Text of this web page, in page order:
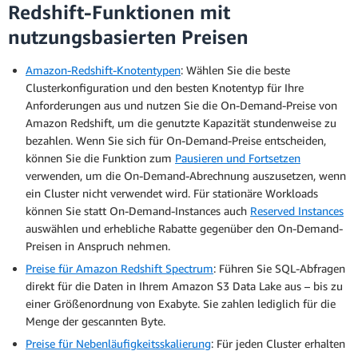
Redshift-Funktionen mit
nutzungsbasierten Preisen
Amazon-Redshift-Knotentypen: Wählen Sie die beste
Clusterkonfiguration und den besten Knotentyp für Ihre
Anforderungen aus und nutzen Sie die On-Demand-Preise von
Amazon Redshift, um die genutzte Kapazität stundenweise zu
bezahlen. Wenn Sie sich für On-Demand-Preise entscheiden,
können Sie die Funktion zum Pausieren und Fortsetzen
verwenden, um die On-Demand-Abrechnung auszusetzen, wenn
ein Cluster nicht verwendet wird. Für stationäre Workloads
können Sie statt On-Demand-Instances auch Reserved Instances
auswählen und erhebliche Rabatte gegenüber den On-Demand-
Preisen in Anspruch nehmen.
Preise für Amazon Redshift Spectrum: Führen Sie SQL-Abfragen
direkt für die Daten in Ihrem Amazon S3 Data Lake aus – bis zu
einer Größenordnung von Exabyte. Sie zahlen lediglich für die
Menge der gescannten Byte.
Preise für Nebenläufigkeitsskalierung: Für jeden Cluster erhalten